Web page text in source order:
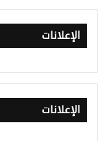
الإعلانات
الإعلانات